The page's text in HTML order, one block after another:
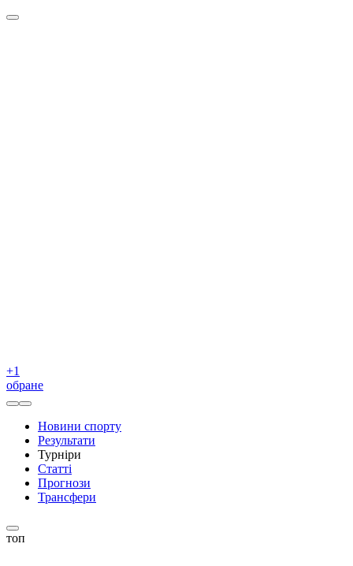
+1
обране
Новини спорту
Результати
Турніри
Статті
Прогнози
Трансфери
топ